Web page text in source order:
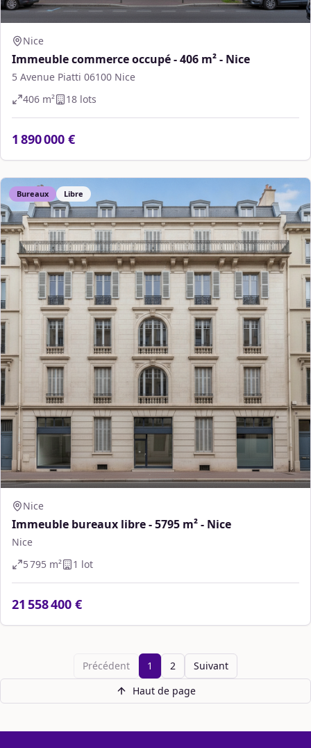
Nice
Immeuble commerce occupé - 406 m² - Nice
5 Avenue Piatti 06100 Nice
406 m² 18 lots
1 890 000 €
Bureaux Libre
Nice
Immeuble bureaux libre - 5795 m² - Nice
Nice
5 795 m² 1 lot
21 558 400 €
Précédent 1 2
Suivant
Haut de page